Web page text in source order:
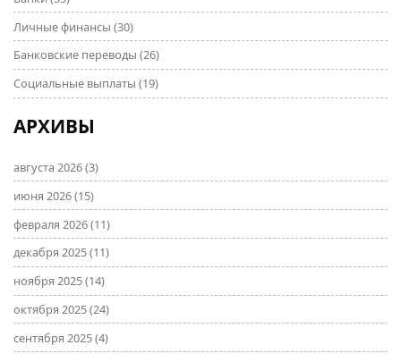
Личные финансы (30)
Банковские переводы (26)
Социальные выплаты (19)
АРХИВЫ
августа 2026(3)
июня 2026(15)
февраля 2026(11)
декабря 2025(11)
ноября 2025(14)
октября 2025(24)
сентября 2025(4)